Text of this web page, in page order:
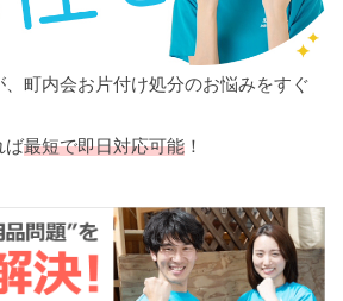
町内会お片付け処分のお悩みをすぐ
ば最短で即日対応可能 ！